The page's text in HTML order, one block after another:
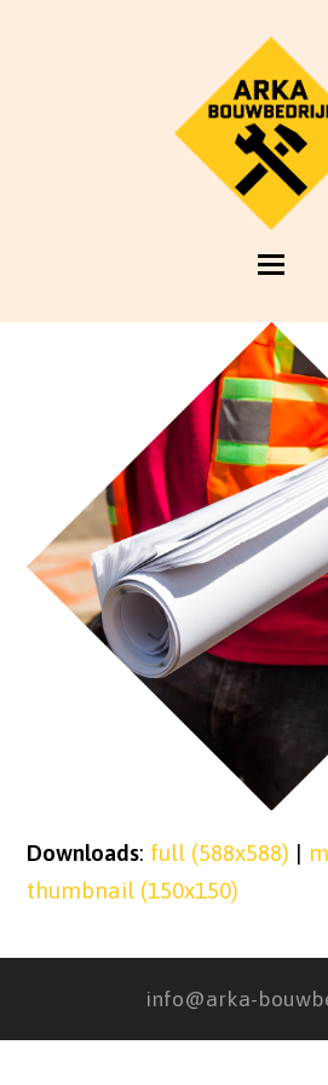
Downloads: full (588x588) |
thumbnail (150x150)
info@arka-